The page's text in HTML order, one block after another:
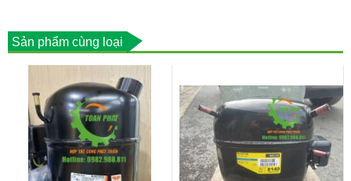
Sản phẩm cùng loại